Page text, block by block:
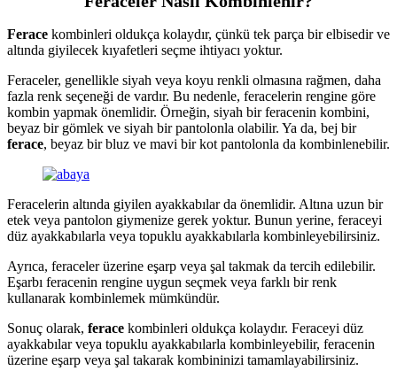
Ferace kombinleri oldukça kolaydır, çünkü tek parça bir elbisedir ve
altında giyilecek kıyafetleri seçme ihtiyacı yoktur.
Feraceler, genellikle siyah veya koyu renkli olmasına rağmen, daha
fazla renk seçeneği de vardır. Bu nedenle, feracelerin rengine göre
kombin yapmak önemlidir. Örneğin, siyah bir feracenin kombini,
beyaz bir gömlek ve siyah bir pantolonla olabilir. Ya da, bej bir
ferace, beyaz bir bluz ve mavi bir kot pantolonla da kombinlenebilir.
Feracelerin altında giyilen ayakkabılar da önemlidir. Altına uzun bir
etek veya pantolon giymenize gerek yoktur. Bunun yerine, feraceyi
düz ayakkabılarla veya topuklu ayakkabılarla kombinleyebilirsiniz.
Ayrıca, feraceler üzerine eşarp veya şal takmak da tercih edilebilir.
Eşarbı feracenin rengine uygun seçmek veya farklı bir renk
kullanarak kombinlemek mümkündür.
Sonuç olarak, ferace kombinleri oldukça kolaydır. Feraceyi düz
ayakkabılar veya topuklu ayakkabılarla kombinleyebilir, feracenin
üzerine eşarp veya şal takarak kombininizi tamamlayabilirsiniz.